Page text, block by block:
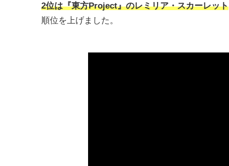
2位は『東方Project』のレミリア・スカーレット
順位を上げました。